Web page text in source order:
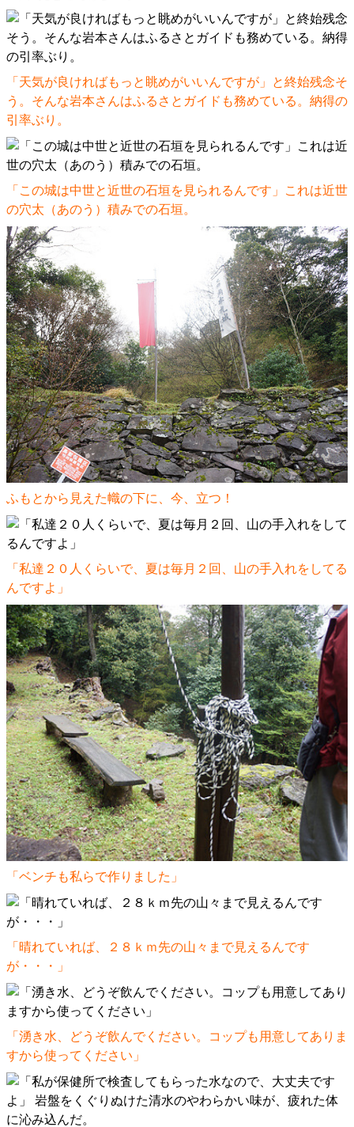
「天気が良ければもっと眺めがいいんですが」と終始残念そ
う。そんな岩本さんはふるさとガイドも務めている。納得の
引率ぶり。
「この城は中世と近世の石垣を見られるんです」これは近世
の穴太（あのう）積みでの石垣。
ふもとから見えた幟の下に、今、立つ！
「私達２０人くらいで、夏は毎月２回、山の手入れをしてる
んですよ」
「ベンチも私らで作りました」
「晴れていれば、２８ｋｍ先の山々まで見えるんです
が・・・」
「湧き水、どうぞ飲んでください。コップも用意してありま
すから使ってください」